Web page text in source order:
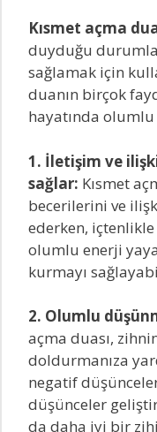
Kısmet açma
duyduğu
sağlamak için
duanın birçok
hayatında
1. İletişim ve
sağlar: Kısmet
becerilerini ve
ederken,
olumlu enerji
kurmayı
2. Olumlu
açma duası,
doldurmanıza
negatif
düşünceler
da daha iyi bir